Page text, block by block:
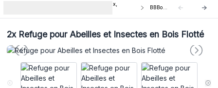
Mangeoires et refuges pour oiseaux,
BBBox-05
2xRefuge pour Abeilles et Insectes en Bois Flotté